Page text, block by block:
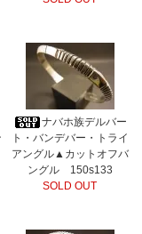
ナバホ族デルバー
ト・バンデバー・トライ
アングル▲カットオフバ
ングル 150s133
SOLD OUT